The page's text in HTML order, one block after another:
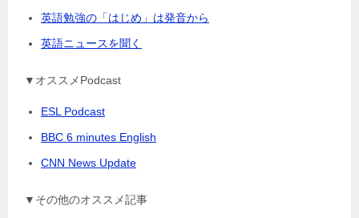
英語勉強の「はじめ」は発音から
英語ニュースを聞く
▼オススメPodcast
ESL Podcast
BBC 6 minutes English
CNN News Update
▼その他のオススメ記事